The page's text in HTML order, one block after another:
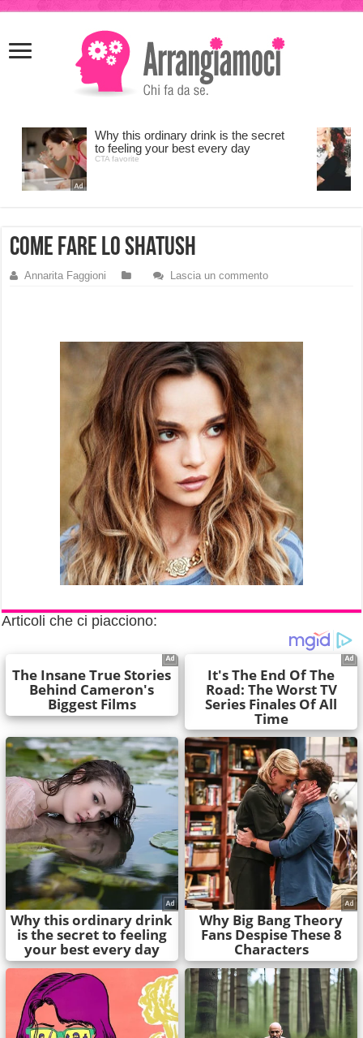
giriş
kingroyal
come fare lo shatush
Annarita Faggioni Lascia un commento
Articoli che ci piacciono: